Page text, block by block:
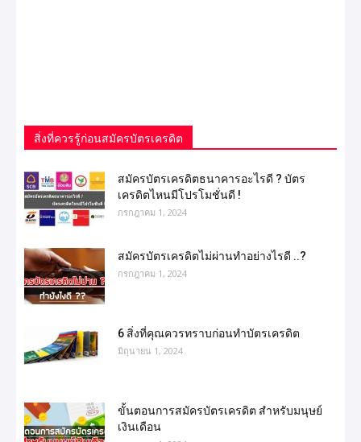
สิ่งที่ควรรู้ก่อนสมัครบัตรเครดิต
สมัครบัตรเครดิตธนาคารอะไรดี ? บัตร
เครดิตไหนมีโปรโมชั่นดี !
กรกฎาคม 1, 2024
สมัครบัตรเครดิตไม่ผ่านทำอย่างไรดี ..?
กรกฎาคม 1, 2024
6 สิ่งที่คุณควรทราบก่อนทำบัตรเครดิต
มิถุนายน 1, 2024
ขั้นตอนการสมัครบัตรเครดิต สำหรับมนุษย์
เงินเดือน